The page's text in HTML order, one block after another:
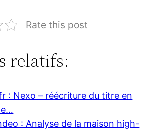
Rate this post
relatifs:
: Nexo – réécriture du titre en
: Analyse de la maison high-